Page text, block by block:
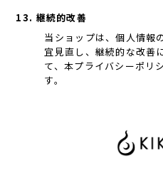
13. 継続的改善
当ショップは、個人情報
宜見直し、継続的な改善
て、本プライバシーポリ
す。